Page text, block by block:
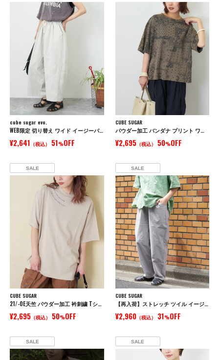
cube sugar evo.
WEB限定 切り替え ワイド イージーパンツ
¥2,641 （税込） 51%OFF
CUBE SUGAR
パウダー加工 バンダナ プリント ワイド Tシャツ
¥2,695（税込） 50%OFF
SALE
CUBE SUGAR
21/-OE天竺 パウダー加工 衿刺繍 Tシャツ
¥2,695 （税込） 50%OFF
SALE
CUBE SUGAR
【再入荷】ストレッチ ツイル イージー ベイカーパンツ
¥2,960（税込） 31%OFF
SALE SALE